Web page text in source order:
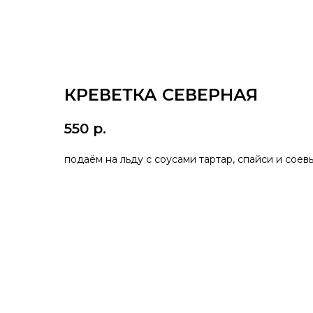
КРЕВЕТКА СЕВЕРНАЯ
550 р.
подаём на льду с соусами тартар, спайси и